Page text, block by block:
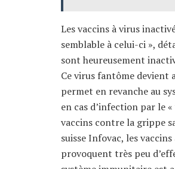
Les vaccins à virus
semblable à celui-ci »,
sont heureusement
Ce virus fantôme devient
permet en revanche au
en cas d’infection par le
vaccins contre la grippe
suisse Infovac, les
provoquent très peu